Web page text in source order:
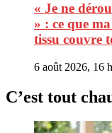
« Je ne
» : ce que
tissu couvre
6 août 2026, 16
C’est tout